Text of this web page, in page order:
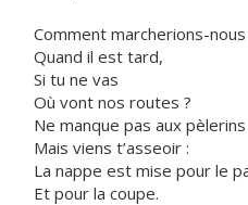
Comment marcherions-
Quand il est tard,
Si tu ne vas
Où vont nos routes ?
Ne manque pas aux pèlerins
Mais viens t’asseoir :
La nappe est mise pour le
Et pour la coupe.